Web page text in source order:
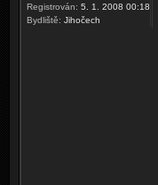
Registrován: 5. 1. 2008 00:18
Bydliště: Jihočech